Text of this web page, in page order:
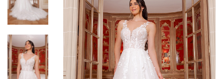
ALLE MODELLE
BRAUTKLEIDER BIS ZU -70%
GROSSE GRÖSSEN